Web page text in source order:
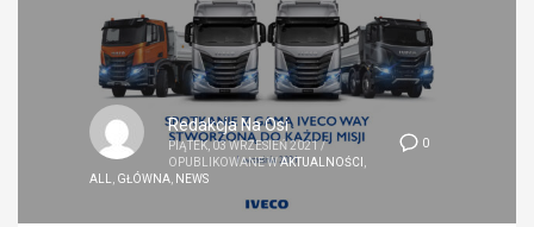
0
Redakcja Na Osi
PIĄTEK, 03 WRZESIEŃ 2021 /
OPUBLIKOWANE WAKTUALNOŚCI
ALL
GŁÓWNA NEWS